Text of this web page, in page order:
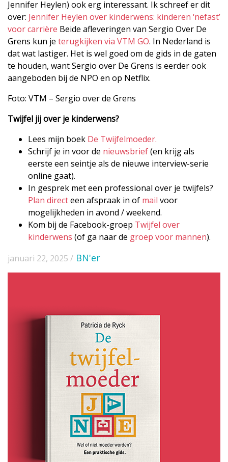
Jennifer Heylen) ook erg interessant. Ik schreef er dit
over: Jennifer Heylen over kinderwens: kinderen ‘nefast’
voor carrière Beide afleveringen van Sergio Over De
Grens kun je terugkijken via VTM GO. In Nederland is
dat wat lastiger. Het is wel goed om de gids in de gaten
te houden, want Sergio over De Grens is eerder ook
aangeboden bij de NPO en op Netflix.
Foto: VTM – Sergio over de Grens
Twijfel jij over je kinderwens?
Lees mijn boek De Twijfelmoeder.
Schrijf je in voor de nieuwsbrief(en krijg als
eerste een seintje als de nieuwe interview-serie
online gaat).
In gesprek met een professional over je twijfels?
Plan directeen afspraak in of mail voor
mogelijkheden in avond / weekend.
Kom bij de Facebook-groep Twijfel over
kinderwens (of ga naar de groep voor mannen).
januari 22, 2025 / BN'er